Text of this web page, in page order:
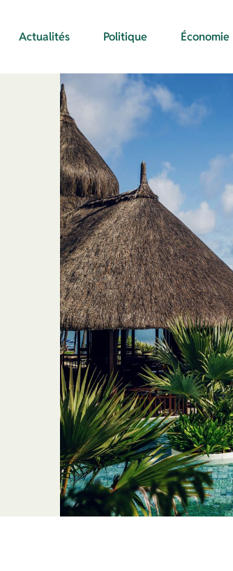
Actualités Politique Économie